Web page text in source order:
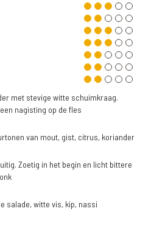
met stevige witte schuimkraag.
nagisting op de fles
van mout, gist, citrus, koriander
Zoetig in het begin en licht bittere
salade, witte vis, kip, nassi